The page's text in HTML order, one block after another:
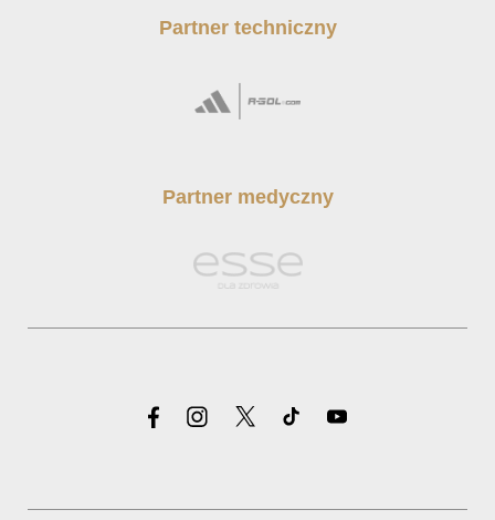
Partner techniczny
Partner medyczny